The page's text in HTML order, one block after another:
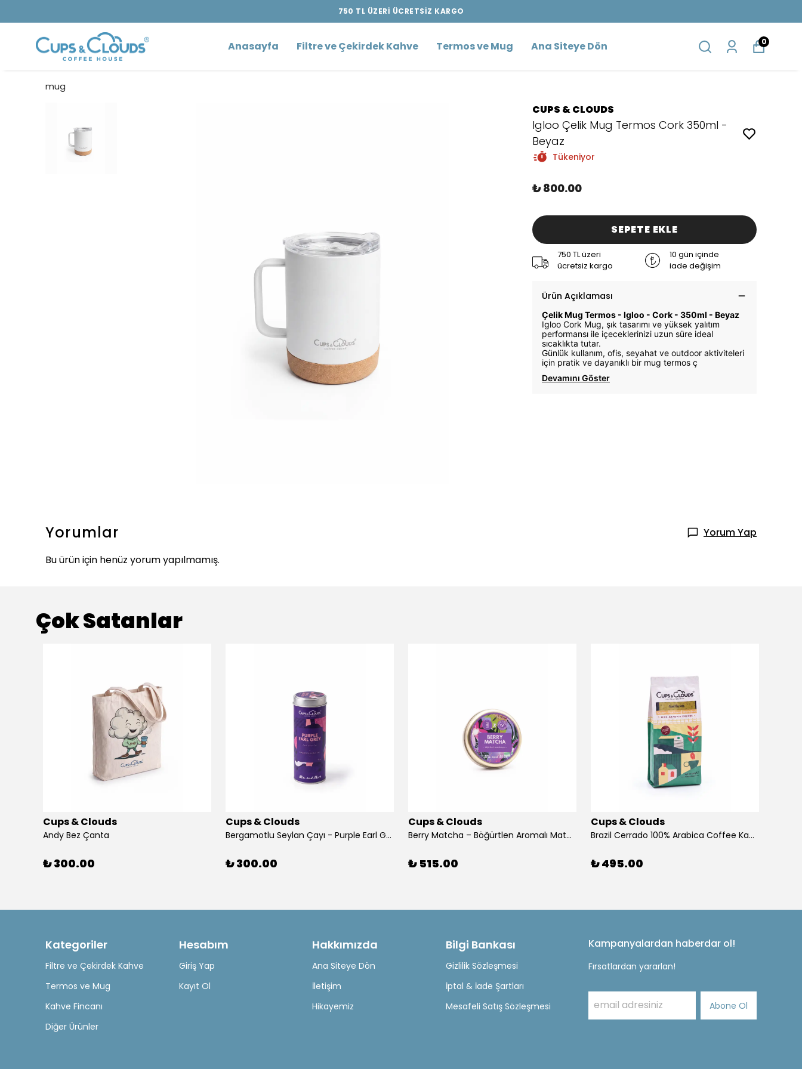
750 TL ÜZERİ ÜCRETSİZ KARGO
Anasayfa Filtre ve Çekirdek Kahve Termos ve Mug Ana Siteye Dön 0
mug
CUPS & CLOUDS
Igloo Çelik Mug Termos Cork 350ml -
Beyaz
Tükeniyor
₺ 800.00
SEPETE EKLE
750 TL üzeri
ücretsiz kargo
10 gün içinde
iade değişim
Ürün Açıklaması
Çelik Mug Termos - Igloo - Cork - 350ml - Beyaz
Igloo Cork Mug, şık tasarımı ve yüksek yalıtım
performansı ile içeceklerinizi uzun süre ideal
sıcaklıkta tutar.
Günlük kullanım, ofis, seyahat ve outdoor aktiviteleri
için pratik ve dayanıklı bir mug termos ç
Devamını Göster
Yorumlar
Yorum Yap
Bu ürün için henüz yorum yapılmamış.
Çok Satanlar
Cups & Clouds
Andy Bez Çanta
₺ 300.00
Cups & Clouds
Bergamotlu Seylan Çayı - Purple Earl Grey - 50 Gr. - Mim & More
₺ 300.00
Cups & Clouds
Berry Matcha – Böğürtlen Aromalı Matcha - Mim & More
₺ 515.00
Cups & Clouds
Brazil Cerrado 100% Arabica Coffee Kahve 250 gr
₺ 495.00
Kategoriler
Filtre ve Çekirdek Kahve
Termos ve Mug
Kahve Fincanı
Diğer Ürünler
Hesabım
Giriş Yap
Kayıt Ol
Hakkımızda
Ana Siteye Dön
İletişim
Hikayemiz
Bilgi Bankası
Gizlilik Sözleşmesi
İptal & İade Şartları
Mesafeli Satış Sözleşmesi
Kampanyalardan haberdar ol!
Fırsatlardan yararlan!
Abone Ol